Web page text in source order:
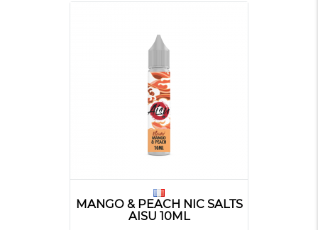
MANGO & PEACH NIC SALTS
AISU 10ML